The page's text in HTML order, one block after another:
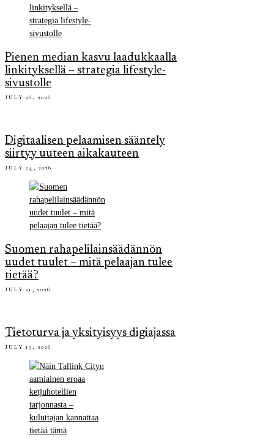
Pienen median kasvu laadukkaalla
linkityksellä – strategia lifestyle-
sivustolle
JULY 26, 2026
Digitaalisen pelaamisen sääntely
siirtyy uuteen aikakauteen
JULY 24, 2026
Suomen rahapelilainsäädännön
uudet tuulet – mitä pelaajan tulee
tietää?
JULY 21, 2026
Tietoturva ja yksityisyys digiajassa
JULY 13, 2026